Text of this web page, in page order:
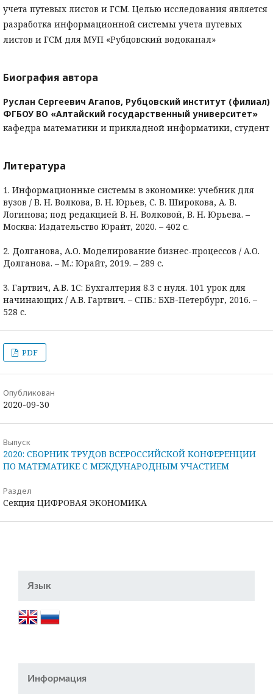
учета путевых листов и ГСМ. Целью исследования является
разработка информационной системы учета путевых
листов и ГСМ для МУП «Рубцовский водоканал»
Биография автора
Руслан Сергеевич Агапов, Рубцовский институт (филиал)
ФГБОУ ВО «Алтайский государственный университет»
кафедра математики и прикладной информатики, студент
Литература
1. Информационные системы в экономике: учебник для
вузов / В. Н. Волкова, В. Н. Юрьев, С. В. Широкова, А. В.
Логинова; под редакцией В. Н. Волковой, В. Н. Юрьева. –
Москва: Издательство Юрайт, 2020. – 402 с.
2. Долганова, А.О. Моделирование бизнес-процессов / А.О.
Долганова. – М.: Юрайт, 2019. – 289 с.
3. Гартвич, А.В. 1С: Бухгалтерия 8.3 с нуля. 101 урок для
начинающих / А.В. Гартвич. – СПБ.: БХВ-Петербург, 2016. –
528 с.
PDF
Опубликован
2020-09-30
Выпуск
2020: СБОРНИК ТРУДОВ ВСЕРОССИЙСКОЙ КОНФЕРЕНЦИИ
ПО МАТЕМАТИКЕ С МЕЖДУНАРОДНЫМ УЧАСТИЕМ
Раздел
Секция ЦИФРОВАЯ ЭКОНОМИКА
Язык
Информация